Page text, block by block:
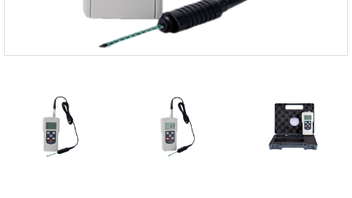
Global Water(GWI)
GREISINGER
HEIDON